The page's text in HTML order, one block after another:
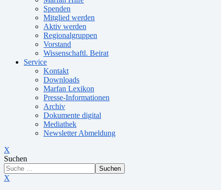
Spenden
Mitglied werden
Aktiv werden
Regionalgruppen
Vorstand
Wissenschaftl. Beirat
Service
Kontakt
Downloads
Marfan Lexikon
Presse-Informationen
Archiv
Dokumente digital
Mediathek
Newsletter Abmeldung
X
Suchen
Suchen
X